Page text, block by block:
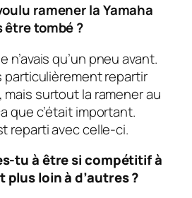
ramener la Yamaha
être tombé ?
n’avais qu’un pneu avant.
particulièrement repartir
surtout la ramener au
que c’était important.
reparti avec celle-ci.
tu à être si compétitif à
plus loin à d’autres ?